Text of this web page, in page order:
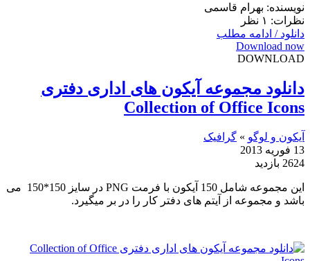
نویسنده: بهرام قاسمی
نظرات: ۱ نظر
دانلود / ادامه مطلب
Download now
DOWNLOAD
دانلود مجموعه آیکون های اداری دفتری
Collection of Office Icons
آیکون و لوگو » گرافیک
13 فوریه 2013
2624 بازدید
این مجموعه شامل 150 آیکون با فرمت PNG در سایز 150*150 می
باشد و مجموعه از آیتم های دفتر کار را در بر میگیرد.